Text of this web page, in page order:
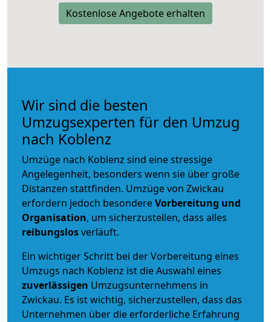
Kostenlose Angebote erhalten
Wir sind die besten
Umzugsexperten für den Umzug
nach Koblenz
Umzüge nach Koblenz sind eine stressige
Angelegenheit, besonders wenn sie über große
Distanzen stattfinden. Umzüge von Zwickau
erfordern jedoch besondereVorbereitung und
Organisation, um sicherzustellen, dass alles
reibungslosverläuft.
Ein wichtiger Schritt bei der Vorbereitung eines
Umzugs nach Koblenz ist die Auswahl eines
zuverlässigen Umzugsunternehmens in
Zwickau. Es ist wichtig, sicherzustellen, dass das
Unternehmen über die erforderliche Erfahrung